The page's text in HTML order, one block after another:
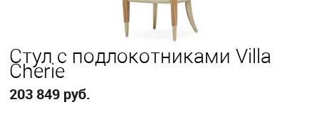
Стул с подлокотниками Villa
Cherie
203 849 руб.